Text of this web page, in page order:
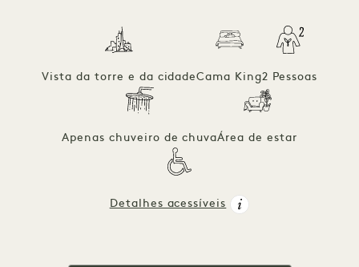
Vista da torre e da cidadeCama King2 Pessoas
Apenas chuveiro de chuvaÁrea de estar
Detalhes acessíveis